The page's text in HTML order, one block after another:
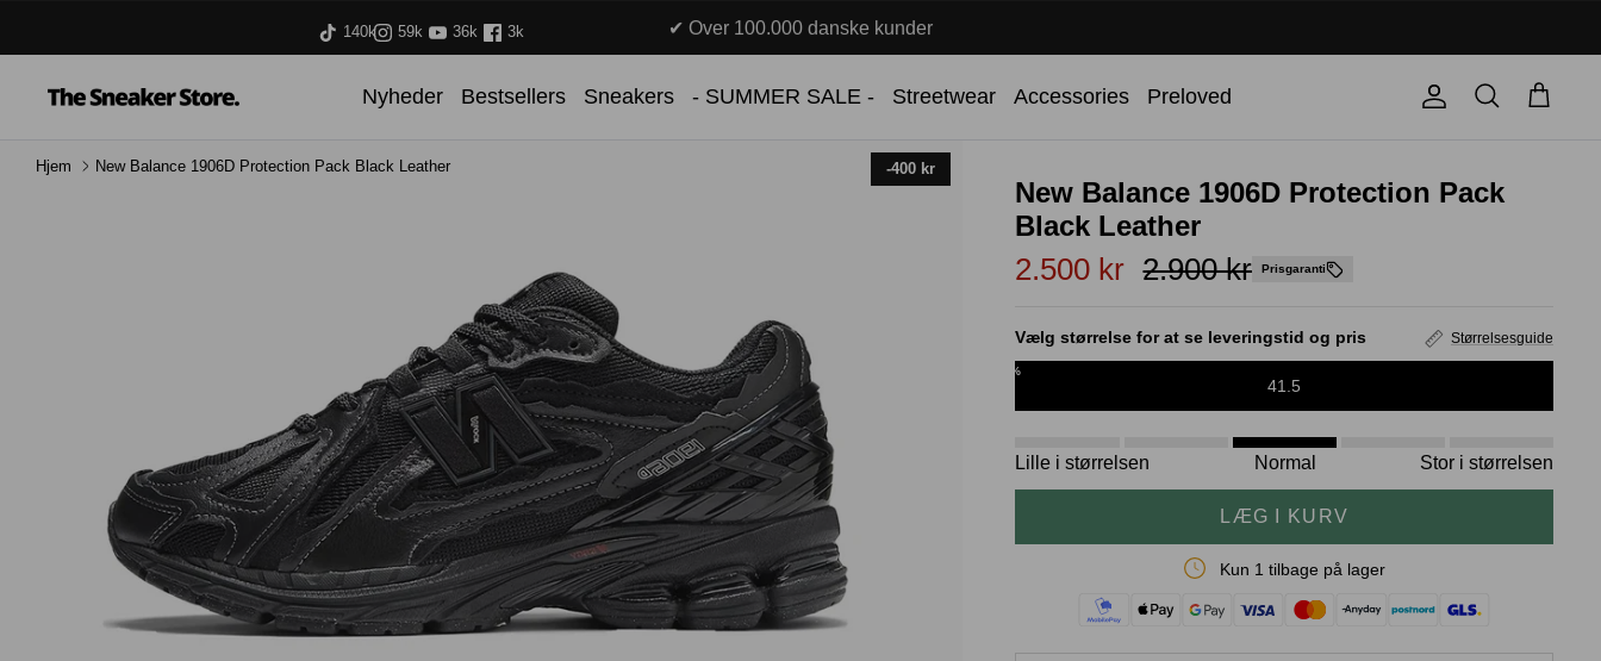
140k 59k 36k 3k ✔ Over 100.000 danske kunder
Nyheder Bestsellers Sneakers - SUMMER SALE - Streetwear Accessories Preloved Konto
Søg
Kurv
Hjem New Balance 1906D Protection Pack Black Leather -400 kr
New Balance 1906D Protection Pack
Black Leather
2.500 kr 2.900 kr Prisgaranti
Vælg størrelse for at se leveringstid og pris Størrelsesguide
41.5
%
Lille i størrelsen Normal Stor i størrelsen
LÆG I KURV
Kun 1 tilbage på lager